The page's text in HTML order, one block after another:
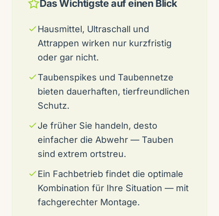
Das Wichtigste auf einen Blick
Hausmittel, Ultraschall und
Attrappen wirken nur kurzfristig
oder gar nicht.
Taubenspikes und Taubennetze
bieten dauerhaften, tierfreundlichen
Schutz.
Je früher Sie handeln, desto
einfacher die Abwehr — Tauben
sind extrem ortstreu.
Ein Fachbetrieb findet die optimale
Kombination für Ihre Situation — mit
fachgerechter Montage.